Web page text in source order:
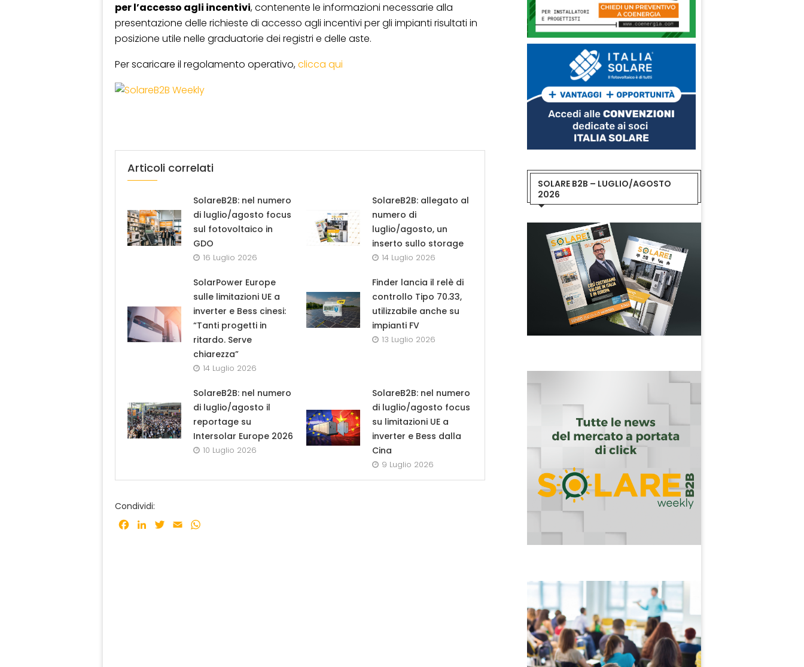
per l’accesso agli incentivi, contenente le informazioni necessarie alla
presentazione delle richieste di accesso agli incentivi per gli impianti risultati in
posizione utile nelle graduatorie dei registri e delle aste.
Per scaricare il regolamento operativo,clicca qui
Articoli correlati
SolareB2B: nel numero
di luglio/agosto focus
sul fotovoltaico in
GDO
16 Luglio 2026
SolareB2B: allegato al
numero di
luglio/agosto, un
inserto sullo storage
14 Luglio 2026
SolarPower Europe
sulle limitazioni UE a
inverter e Bess cinesi:
“Tanti progetti in
ritardo. Serve
chiarezza”
14 Luglio 2026
Finder lancia il relè di
controllo Tipo 70.33,
utilizzabile anche su
impianti FV
13 Luglio 2026
SolareB2B: nel numero
di luglio/agosto il
reportage su
Intersolar Europe 2026
10 Luglio 2026
SolareB2B: nel numero
di luglio/agosto focus
su limitazioni UE a
inverter e Bess dalla
Cina
9 Luglio 2026
Condividi:
Facebook
LinkedInTwitter
Email
SOLARE B2B – LUGLIO/AGOSTO
2026